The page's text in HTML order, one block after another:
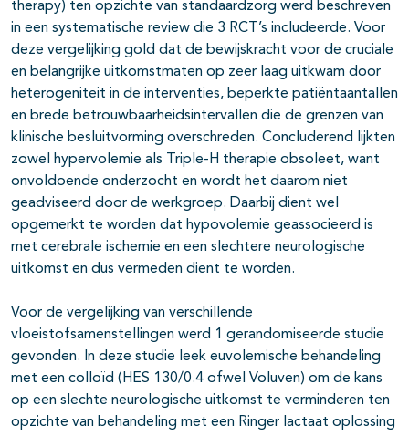
therapy) ten opzichte van standaardzorg werd beschreven
in een systematische review die 3 RCT’s includeerde. Voor
deze vergelijking gold dat de bewijskracht voor de cruciale
en belangrijke uitkomstmaten op zeer laag uitkwam door
heterogeniteit in de interventies, beperkte patiëntaantallen
en brede betrouwbaarheidsintervallen die de grenzen van
klinische besluitvorming overschreden. Concluderend lijkten
zowel hypervolemie als Triple-H therapie obsoleet, want
onvoldoende onderzocht en wordt het daarom niet
geadviseerd door de werkgroep. Daarbij dient wel
opgemerkt te worden dat hypovolemie geassocieerd is
met cerebrale ischemie en een slechtere neurologische
uitkomst en dus vermeden dient te worden.
Voor de vergelijking van verschillende
vloeistofsamenstellingen werd 1 gerandomiseerde studie
gevonden. In deze studie leek euvolemische behandeling
met een colloïd (HES 130/0.4 ofwel Voluven) om de kans
op een slechte neurologische uitkomst te verminderen ten
opzichte van behandeling met een Ringer lactaat oplossing